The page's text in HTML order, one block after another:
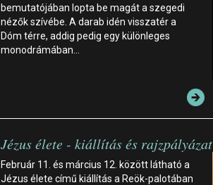
bemutatójában lopta be magát a szegedi
nézők szívébe. A darab idén visszatér a
Dóm térre, addig pedig egy különleges
monodrámában…
Jézus élete - kiállítás és rajzpályázat
Február 11. és március 12. között látható a
Jézus élete című kiállítás a Reök-palotában